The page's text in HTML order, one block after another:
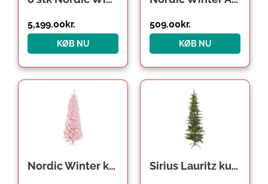
5,199.00kr.
KØB NU
509.00kr.
KØB NU
Nordic Winter kunstigt juletræ, lyserød Sirius Lauritz kunstigt juletræ med lys, 210 cm